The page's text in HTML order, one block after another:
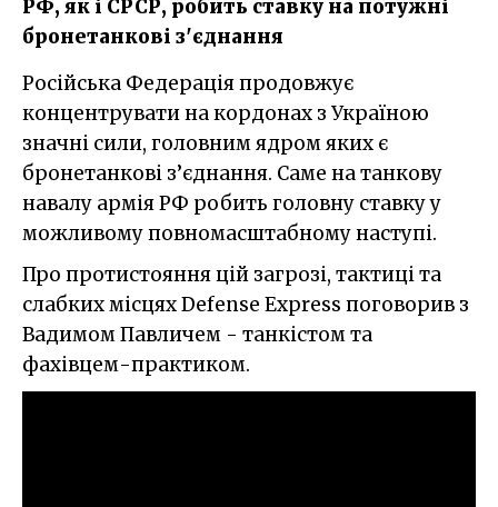
РФ, як і СРСР, робить ставку на потужні
бронетанкові з'єднання
Російська Федерація продовжує
концентрувати на кордонах з Україною
значні сили, головним ядром яких є
бронетанкові з’єднання. Саме на танкову
навалу армія РФ робить головну ставку у
можливому повномасштабному наступі.
Про протистояння цій загрозі, тактиці та
слабких місцях Defense Express поговорив з
Вадимом Павличем - танкістом та
фахівцем-практиком.